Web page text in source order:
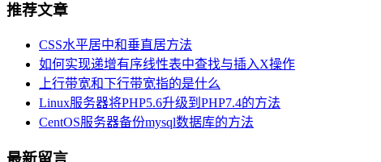
推荐文章
CSS水平居中和垂直居方法
如何实现递增有序线性表中查找与插入X操作
上行带宽和下行带宽指的是什么
Linux服务器将PHP5.6升级到PHP7.4的方法
CentOS服务器备份mysql数据库的方法
最新留言